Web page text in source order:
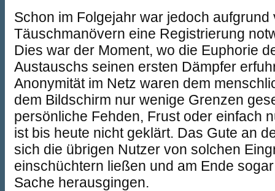
Schon im Folgejahr war jedoch aufgrund
Täuschmanövern eine Registrierung
Dies war der Moment, wo die Euphorie
Austauschs seinen ersten Dämpfer
Anonymität im Netz waren dem
dem Bildschirm nur wenige Grenzen
persönliche Fehden, Frust oder einfach
ist bis heute nicht geklärt. Das Gute an
sich die übrigen Nutzer von solchen
einschüchtern ließen und am Ende
Sache herausgingen.